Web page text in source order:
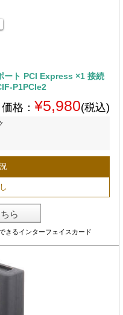
ト PCI Express ×1 接続
P1PCIe2
格： ¥5,980(税込)
ら
きるインターフェイスカード